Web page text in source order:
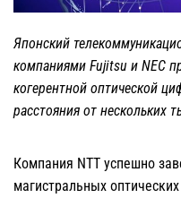
Японский
компаниями Fujitsu и NEC
когерентной оптической
расстояния от нескольких
Компания NTT успешно
магистральных